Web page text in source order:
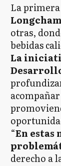
La
otras,
bebidas
La
“En estas
derecho a